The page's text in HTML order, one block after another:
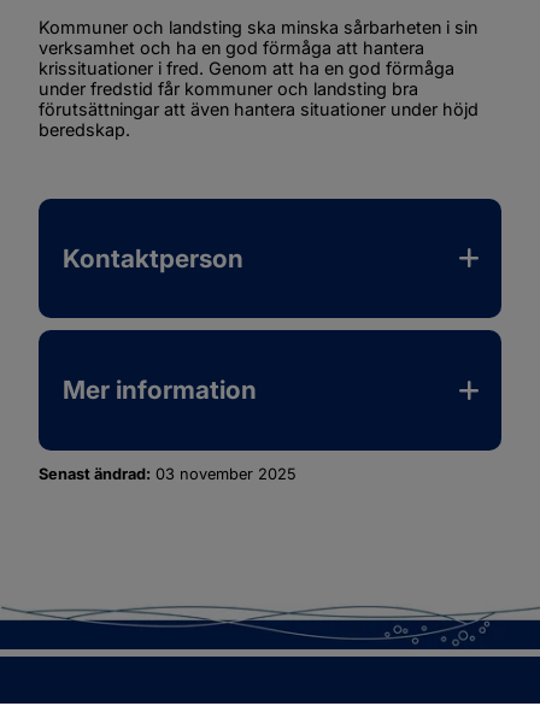
Kommuner och landsting ska minska sårbarheten i sin
verksamhet och ha en god förmåga att hantera
krissituationer i fred. Genom att ha en god förmåga
under fredstid får kommuner och landsting bra
förutsättningar att även hantera situationer under höjd
beredskap.
Kontaktperson
Mer information
Senast ändrad: 03 november 2025